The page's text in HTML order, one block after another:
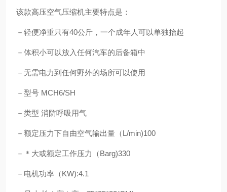
该款高压空气压缩机主要特点是：
－轻便净重只有40公斤，一个成年人可以单独抬起
－体积小可以放入任何汽车的后备箱中
－无需电力到任何野外的场所可以使用
－型号 MCH6/SH
－类型 消防呼吸用气
－额定压力下自由空气输出量（L/min)100
－＊大或额定工作压力（Barg)330
－电机功率（KW):4.1